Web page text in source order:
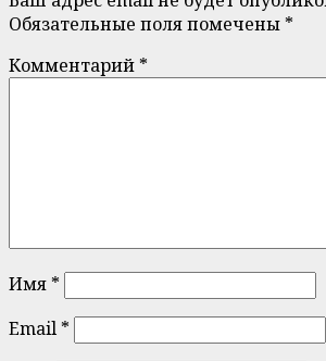
Обязательные поля помечены *
Комментарий *
Имя *
Email *